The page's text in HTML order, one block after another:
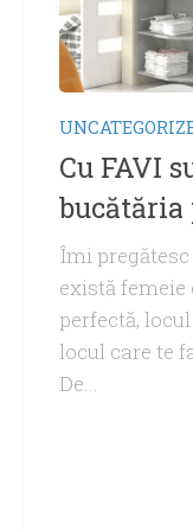
Cu FAVI
bucătăria
Îmi
există femeie
perfectă,
locul care te
De...